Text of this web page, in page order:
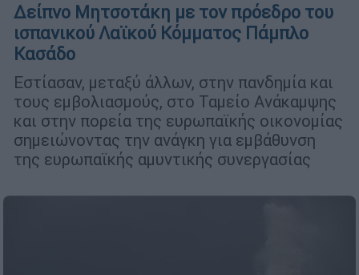
Δείπνο Μητσοτάκη με τον πρόεδρο του
ισπανικού Λαϊκού Κόμματος Πάμπλο
Κασάδο
Εστίασαν, μεταξύ άλλων, στην πανδημία και
τους εμβολιασμούς, στο Ταμείο Ανάκαμψης
και στην πορεία της ευρωπαϊκής οικονομίας
σημειώνοντας την ανάγκη για εμβάθυνση
της ευρωπαϊκής αμυντικής συνεργασίας